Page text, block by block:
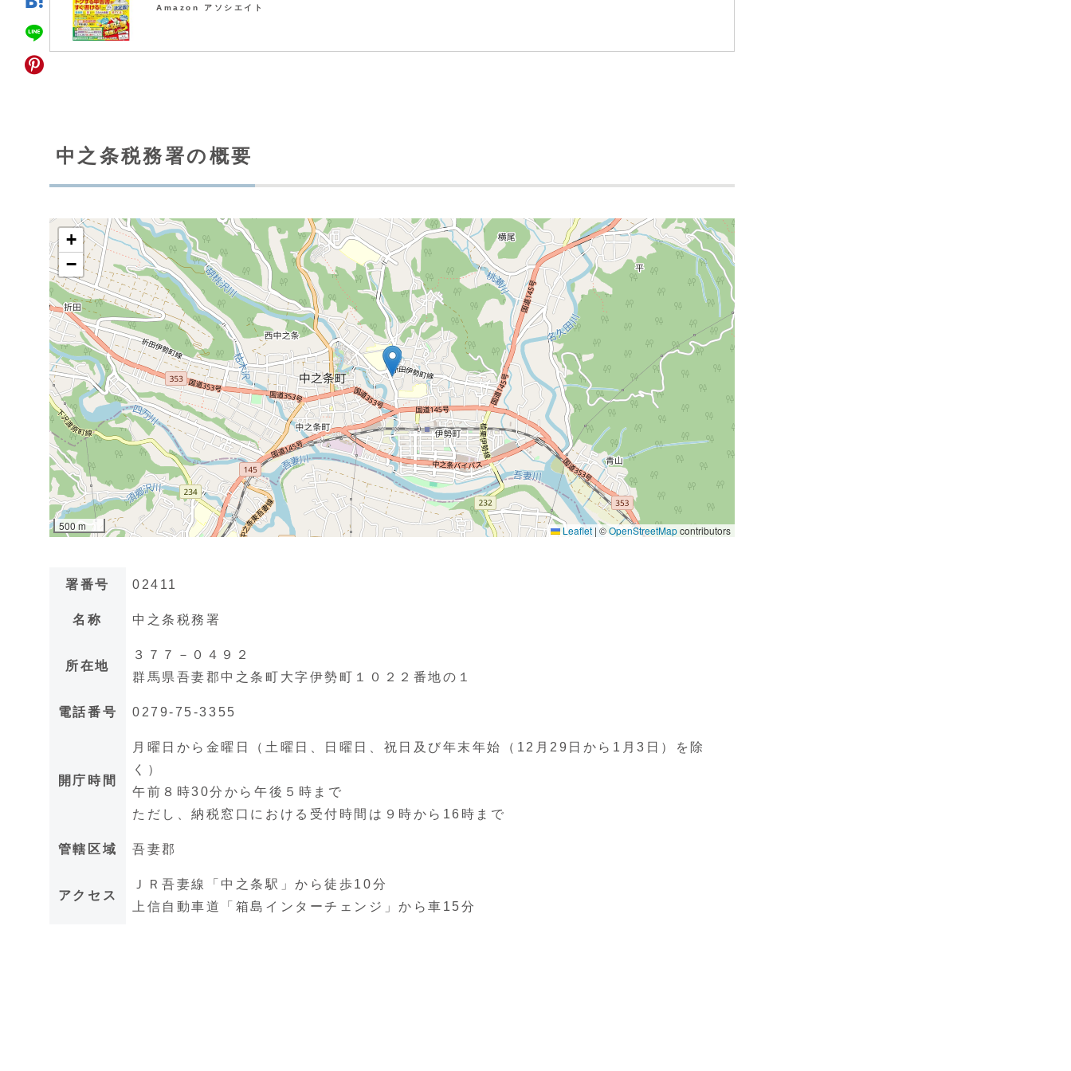
Amazon アソシエイト
中之条税務署の概要
署番号 02411
名称 中之条税務署
所在地
３７７－０４９２
群馬県吾妻郡中之条町大字伊勢町１０２２番地の１
電話番号 0279-75-3355
開庁時間
月曜日から金曜日（土曜日、日曜日、祝日及び年末年始（12月29日から1月3日）を除
く）
午前８時30分から午後５時まで
ただし、納税窓口における受付時間は９時から16時まで
管轄区域 吾妻郡
アクセス
ＪＲ吾妻線「中之条駅」から徒歩10分
上信自動車道「箱島インターチェンジ」から車15分